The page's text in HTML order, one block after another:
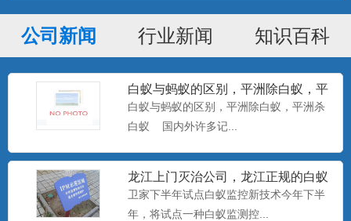
公司新闻 行业新闻 知识百科
白蚁与蚂蚁的区别，平洲除白蚁，平
洲杀白蚁
白蚁与蚂蚁的区别，平洲除白蚁，平洲杀
白蚁 国内外许多记...
龙江上门灭治公司，龙江正规的白蚁
防治中心，卫家下半年试点白
卫家下半年试点白蚁监控新技术今年下半
年，将试点一种白蚁监测控...
产品特点：美国富美实公司出品，无刺激
气味，可杀可防，具有驱避...